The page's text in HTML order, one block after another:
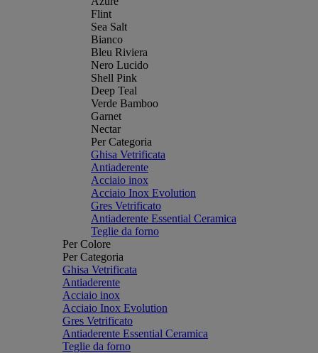
Flint
Sea Salt
Bianco
Bleu Riviera
Nero Lucido
Shell Pink
Deep Teal
Verde Bamboo
Garnet
Nectar
Per Categoria
Ghisa Vetrificata
Antiaderente
Acciaio inox
Acciaio Inox Evolution
Gres Vetrificato
Antiaderente Essential Ceramica
Teglie da forno
Per Colore
Per Categoria
Ghisa Vetrificata
Antiaderente
Acciaio inox
Acciaio Inox Evolution
Gres Vetrificato
Antiaderente Essential Ceramica
Teglie da forno